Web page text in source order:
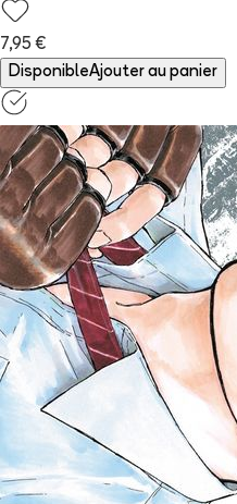
7,95 €
DisponibleAjouter au panier